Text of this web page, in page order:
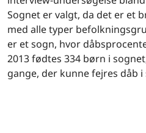
Sognet er valgt, da det er et
med alle typer
er et sogn, hvor
2013 fødtes 334 børn i
gange, der kunne fejres dåb